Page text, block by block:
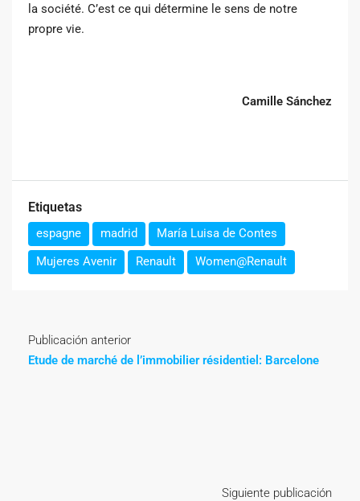
la société. C’est ce qui détermine le sens de notre
propre vie.
Camille Sánchez
Etiquetas
espagne madrid
María Luisa de Contes
Mujeres Avenir
Renault Women@Renault
Publicación anterior
Etude de marché de l’immobilier résidentiel: Barcelone
Siguiente publicación